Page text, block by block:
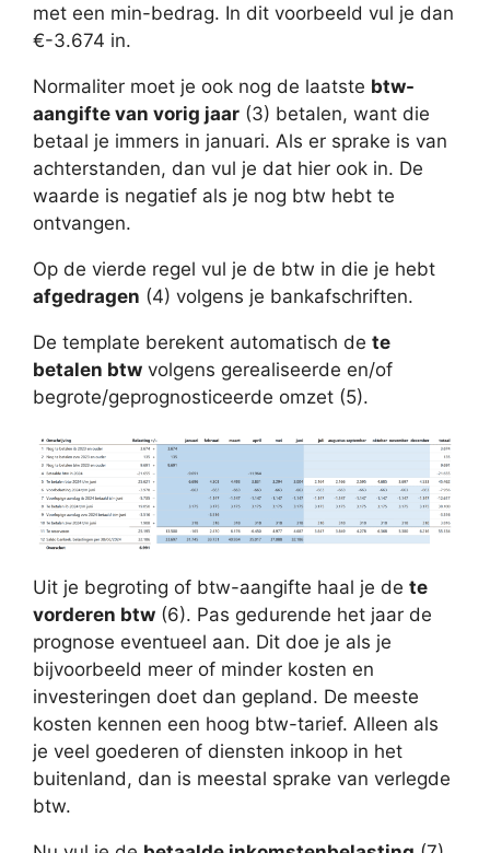
met een min-bedrag. In dit voorbeeld vul je dan
€-3.674 in.
Normaliter moet je ook nog de laatste btw-
aangifte van vorig jaar (3) betalen, want die
betaal je immers in januari. Als er sprake is van
achterstanden, dan vul je dat hier ook in. De
waarde is negatief als je nog btw hebt te
ontvangen.
Op de vierde regel vul je de btw in die je hebt
afgedragen (4) volgens je bankafschriften.
De template berekent automatisch de te
betalen btw volgens gerealiseerde en/of
begrote/geprognosticeerde omzet (5).
Uit je begroting of btw-aangifte haal je de te
vorderen btw (6). Pas gedurende het jaar de
prognose eventueel aan. Dit doe je als je
bijvoorbeeld meer of minder kosten en
investeringen doet dan gepland. De meeste
kosten kennen een hoog btw-tarief. Alleen als
je veel goederen of diensten inkoop in het
buitenland, dan is meestal sprake van verlegde
btw.